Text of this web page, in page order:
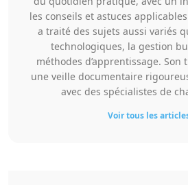
les conseils et astuces
a traité des sujets aussi variés
technologiques, la gestion
méthodes d’apprentissage. Son
une veille documentaire
avec des spécialistes de
Voir tous les